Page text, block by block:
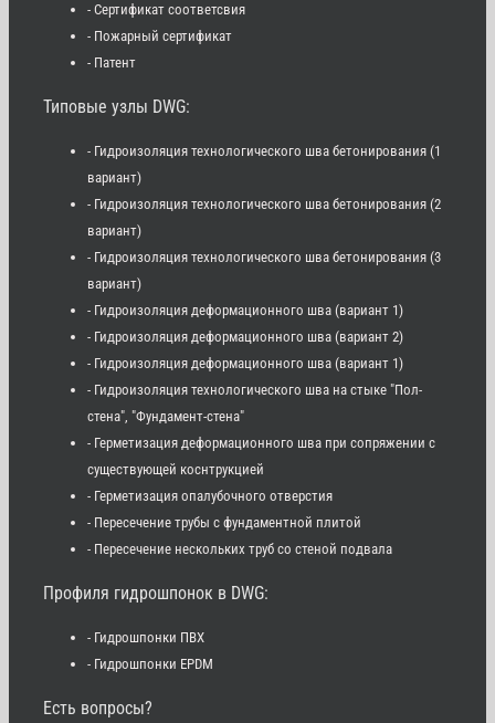
- Сертификат соответсвия
- Пожарный сертификат
- Патент
Типовые узлы DWG:
- Гидроизоляция технологического шва бетонирования (1
вариант)
- Гидроизоляция технологического шва бетонирования (2
вариант)
- Гидроизоляция технологического шва бетонирования (3
вариант)
- Гидроизоляция деформационного шва (вариант 1)
- Гидроизоляция деформационного шва (вариант 2)
- Гидроизоляция деформационного шва (вариант 1)
- Гидроизоляция технологического шва на стыке "Пол-
стена", "Фундамент-стена"
- Герметизация деформационного шва при сопряжении с
существующей коснтрукцией
- Герметизация опалубочного отверстия
- Пересечение трубы с фундаментной плитой
- Пересечение нескольких труб со стеной подвала
Профиля гидрошпонок в DWG:
- Гидрошпонки ПВХ
- Гидрошпонки EPDM
Есть вопросы?